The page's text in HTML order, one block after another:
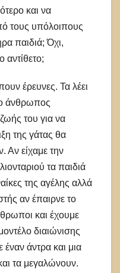
και να
τους υπόλοιπους
παιδιά; Όχι,
αντίθετο;
έρευνες. Τα λέει
ο άνθρωπος
του για να
της γάτας θα
Αν είχαμε την
τα παιδιά
της αγέλης αλλά
αν έπαιρνε το
και έχουμε
διαιώνισης
έναν άντρα και μια
τα μεγαλώνουν.